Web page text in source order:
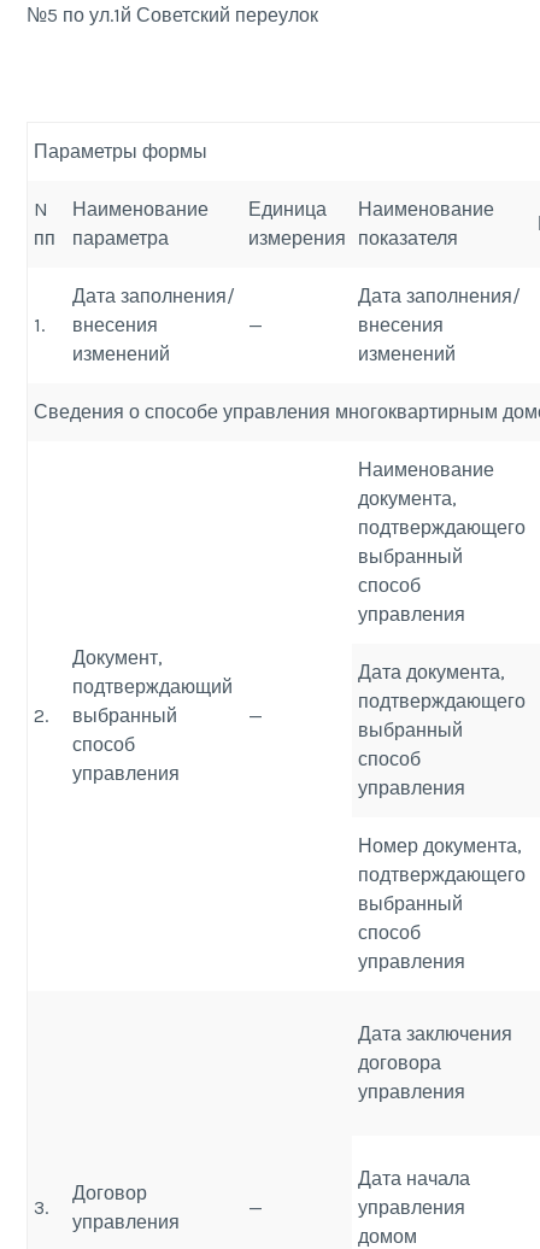
№5 по ул.1й Советский переулок
Параметры формы
N
пп
Наименование
параметра
Единица
измерения
Наименование
показателя
1.
Дата заполнения/
внесения
изменений
—
Дата заполнения/
внесения
изменений
Сведения о способе управления многоквартирным
2.
Документ,
подтверждающий
выбранный
способ
управления
—
Наименование
документа,
подтверждающего
выбранный
способ
управления
Дата документа,
подтверждающего
выбранный
способ
управления
Номер документа,
подтверждающего
выбранный
способ
управления
3.
Договор
управления
—
Дата заключения
договора
управления
Дата начала
управления
домом